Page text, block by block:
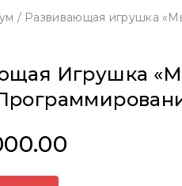
/ Развивающая игрушка
Игрушка